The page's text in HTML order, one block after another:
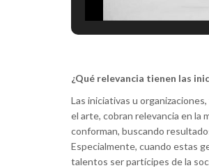
¿Qué relevancia tienen las
Las iniciativas u
el arte, cobran relevancia en la
conforman, buscando
Especialmente, cuando estas
talentos ser partícipes de la